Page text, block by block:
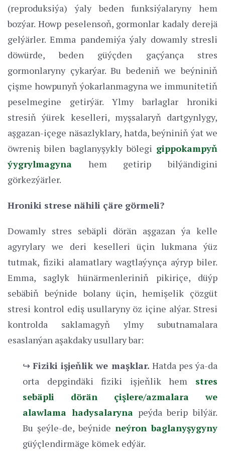
(reproduksiýa) ýaly beden funksiýalaryny hem
bozýar. Howp peselensoň, gormonlar kadaly derejä
gelýärler. Emma pandemiýa ýaly dowamly stresli
döwürde, beden güýçden gaçýança stres
gormonlaryny çykarýar. Bu bedeniň we beýniniň
çişme howpunyň ýokarlanmagyna we immunitetiň
peselmegine getirýär. Ylmy barlaglar hroniki
stresiň ýürek keselleri, myşsalaryň dartgynlygy,
aşgazan-içege näsazlyklary, hatda, beýniniň ýat we
öwreniş bilen baglanyşykly bölegi gippokampyň
ýygrylmagyna hem getirip bilýändigini
görkezýärler.
Hroniki strese nähili çäre görmeli?
Dowamly stres sebäpli dörän aşgazan ýa kelle
agyrylary we deri keselleri üçin lukmana ýüz
tutmak, fiziki alamatlary wagtlaýynça aýryp biler.
Emma, saglyk hünärmenleriniň pikiriçe, düýp
sebäbiň beýnide bolany üçin, hemişelik çözgüt
stresi kontrol ediş usullaryny öz içine alýar. Stresi
kontrolda saklamagyň ylmy subutnamalara
esaslanýan aşakdaky usullary bar:
↪Fiziki işjeňlik we maşklar. Hatda pes ýa-da
orta depgindäki fiziki işjeňlik hem stres
sebäpli dörän çişlere/azmalara we
alawlama hadysalarynapeýda berip bilýär.
Bu şeýle-de, beýnide neýron baglanyşygyny
güýçlendirmäge kömek edýär.